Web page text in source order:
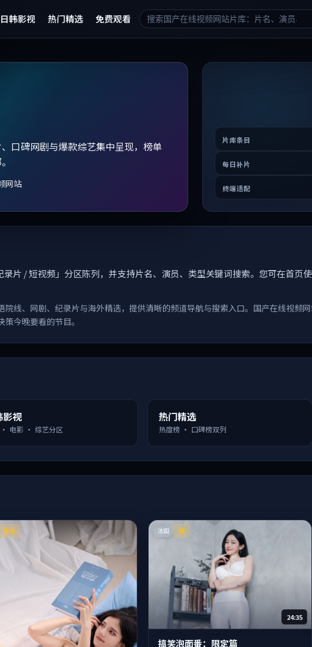
日韩影视 热门精选 免费观看
口碑网剧与爆款综艺集中呈现，榜单
网站
片库条目
每日补片
终端适配
片 / 短视频」分区陈列，并支持片名、演员、类型关键词搜索。您可在首页
线、网剧、纪录片与海外精选，提供清晰的频道导航与搜索入口。国产在线视频
今晚要看的节目。
影视
电影 · 综艺分区
热门精选
热度榜 · 口碑榜双列
院线 法国 4K
24:35
搞笑泡面番：限定篇